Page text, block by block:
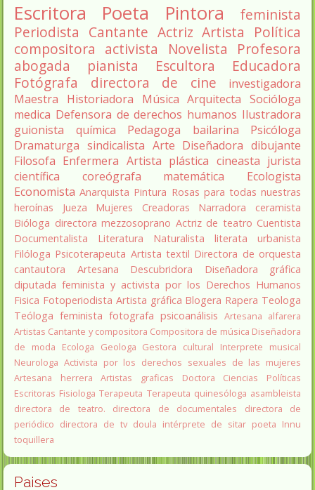
Escritora Poeta Pintora
feminista
Periodista Cantante Actriz Artista
Política
compositora activista Novelista
Profesora
abogada
pianista Escultora
Educadora
Fotógrafa
directora de cine
investigadora
Maestra
Historiadora Música Arquitecta Socióloga
medica Defensora de derechos humanos Ilustradora
guionista
química Pedagoga bailarina
Psicóloga
Dramaturga sindicalista Arte Diseñadora dibujante
Filosofa Enfermera Artista plástica cineasta jurista
científica
coreógrafa matemática
Ecologista
Economista Anarquista Pintura Rosas para todas nuestras
heroínas
Jueza Mujeres Creadoras Narradora
ceramista
Bióloga directora mezzosoprano Actriz de teatro Cuentista
Documentalista
Literatura Naturalista literata
urbanista
Filóloga Psicoterapeuta Artista textil Directora de orquesta
cantautora
Artesana Descubridora
Diseñadora gráfica
diputada feminista y activista por los Derechos Humanos
Fisica Fotoperiodista Artista gráfica Blogera Rapera Teologa
Teóloga feminista fotografa psicoanálisis Artesana alfarera
Artistas Cantante y compositora Compositora de música Diseñadora
de moda
Ecologa Geologa Gestora cultural
Interprete musical
Neurologa Activista por los derechos sexuales de las mujeres
Artesana herrera
Artistas graficas
Doctora Ciencias Políticas
Escritoras Fisiologa Terapeuta Terapeuta quinesóloga asambleista
directora de teatro.
directora de documentales
directora de
periódico directora de tv doula intérprete de sitar poeta Innu
toquillera
Paises